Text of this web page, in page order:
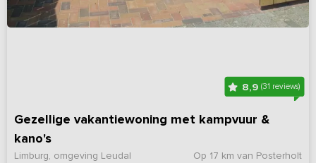
8,9(31 reviews)
Gezellige vakantiewoning met kampvuur &
kano's
Op 17 km van Posterholt
Limburg, omgeving Leudal